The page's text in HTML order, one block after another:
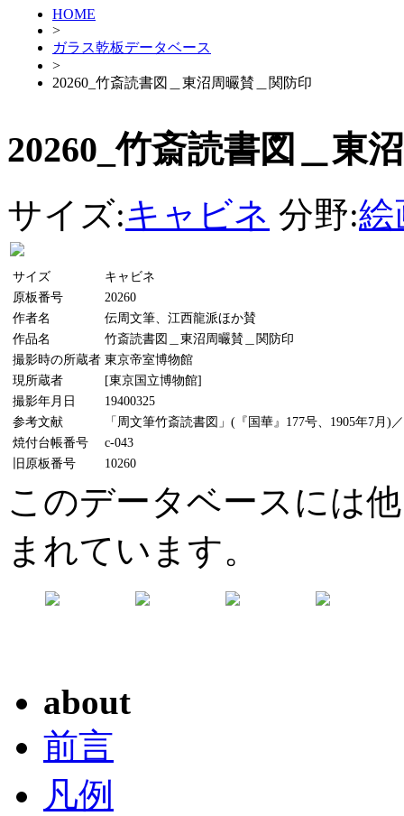
HOME
>
ガラス乾板データベース
>
20260_竹斎読書図＿東沼周曮賛＿関防印
20260_竹斎読書図＿東
サイズ:キャビネ 分野:絵
サイズ
キャビネ
原板番号
20260
作者名
伝周文筆、江西龍派ほか賛
作品名
竹斎読書図＿東沼周曮賛＿関防印
撮影時の所蔵者 東京帝室博物館
現所蔵者
[東京国立博物館]
撮影年月日
19400325
参考文献
「周文筆竹斎読書図」(『国華』177号、1905年7月
焼付台帳番号
c-043
旧原板番号
10260
このデータベースには
まれています。
about
前言
凡例